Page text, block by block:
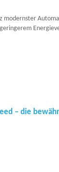
modernster
– die